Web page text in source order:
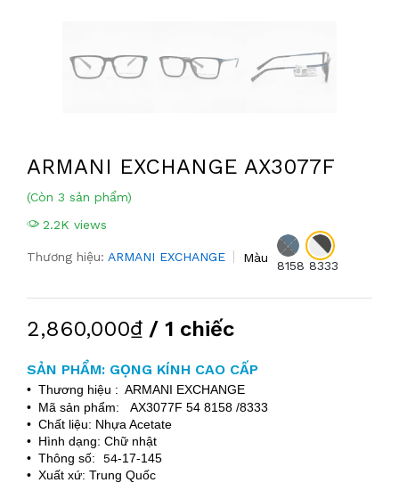
ARMANI EXCHANGE AX3077F
(Còn 3 sản phẩm)
2.2K views
Thương hiệu: ARMANI EXCHANGE Màu
8158 8333
2,860,000₫ / 1 chiếc
SẢN PHẨM: GỌNG KÍNH CAO CẤP
• Thương hiệu : ARMANI EXCHANGE
• Mã sản phẩm: AX3077F 54 8158 /8333
• Chất liệu: Nhựa Acetate
• Hình dạng: Chữ nhật
• Thông số:
54-17-145
• Xuất xứ: Trung Quốc